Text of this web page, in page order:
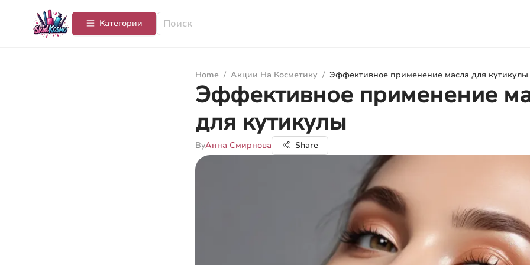
Категории
Home / Акции На Косметику / Эффективное применение масла для кутикулы
Эффективное применение
для кутикулы
ByАнна Смирнова Share